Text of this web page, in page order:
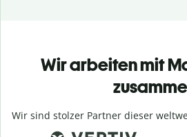
Wir arbeiten mit
Wir sind stolzer Partner dieser